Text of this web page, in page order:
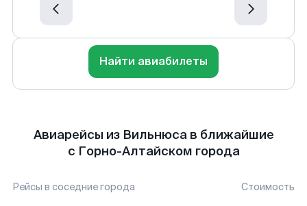
Найти авиабилеты
Авиарейсы из Вильнюса в ближайшие
с Горно-Алтайском города
Рейсы в соседние города Стоимость